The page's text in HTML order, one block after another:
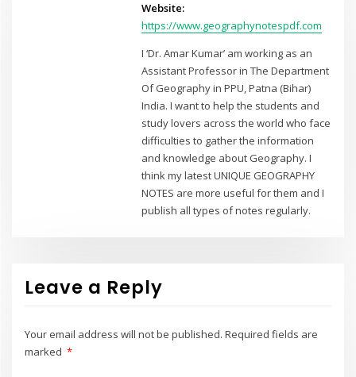
Website:
https://www.geographynotespdf.com
I ‘Dr. Amar Kumar’ am working as an
Assistant Professor in The Department
Of Geography in PPU, Patna (Bihar)
India. I want to help the students and
study lovers across the world who face
difficulties to gather the information
and knowledge about Geography. I
think my latest UNIQUE GEOGRAPHY
NOTES are more useful for them and I
publish all types of notes regularly.
Leave a Reply
Your email address will not be published. Required fields are
marked *